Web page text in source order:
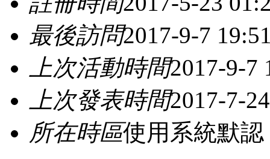
最後訪問2017-9-7
上次活動時間2017-9-7
上次發表時間2017-7-
所在時區使用系統默認